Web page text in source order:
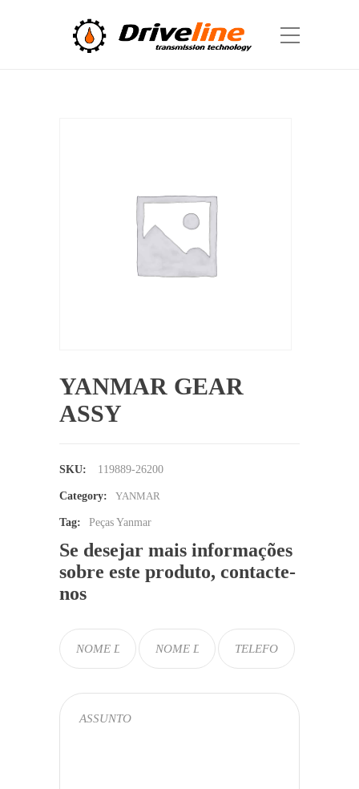
YANMAR GEAR
ASSY
SKU: 119889-26200
Category: YANMAR
Tag: Peças Yanmar
Se desejar mais informações
sobre este produto, contacte-
nos